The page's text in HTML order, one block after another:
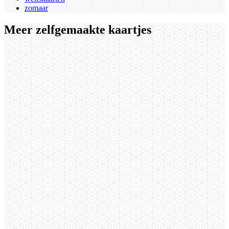
zomaar
Meer zelfgemaakte kaartjes